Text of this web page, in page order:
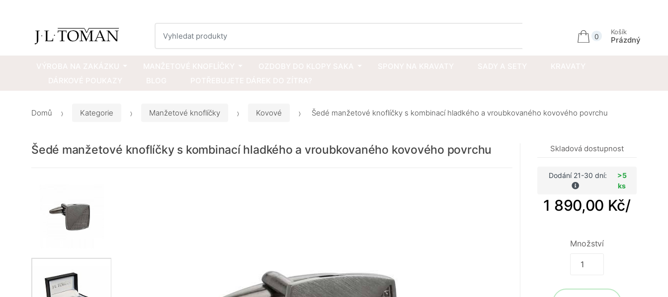
0
Košík
Prázdný
Domů Kategorie Manžetové knoflíčky Kovové Šedé manžetové knoflíčky s kombinací hladkého a vroubkovaného kovového povrchu
Šedé manžetové knoflíčky s kombinací hladkého a vroubkovaného kovového povrchu Skladová dostupnost
Dodání 21-30 dní:
>5
ks
1 890,00 Kč/
Množství